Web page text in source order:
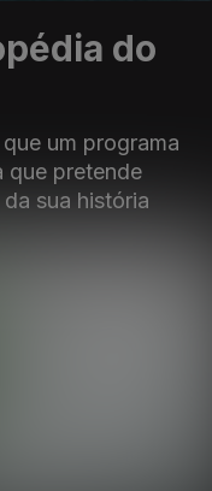
do
um programa
que pretende
sua história